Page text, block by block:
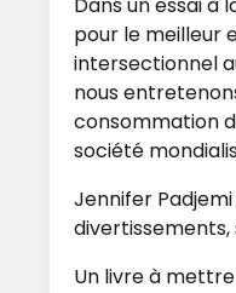
pour le meilleur
intersectionnel
nous
consommation
société
Jennifer
Un livre à